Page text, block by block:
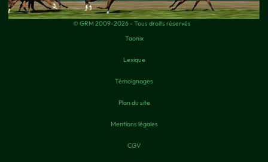
© GRM 2009-2026 - Tous droits réservés
Taonix
Lexique
Témoignages
Plan du site
Mentions légales
CGV